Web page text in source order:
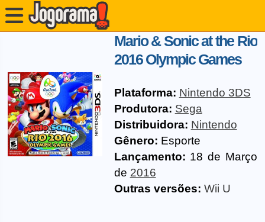
Mario & Sonic at the Rio
2016 Olympic Games
Plataforma: Nintendo 3DS
Produtora: Sega
Distribuidora: Nintendo
Gênero: Esporte
Lançamento: 18 de Março
de 2016
Outras versões: Wii U